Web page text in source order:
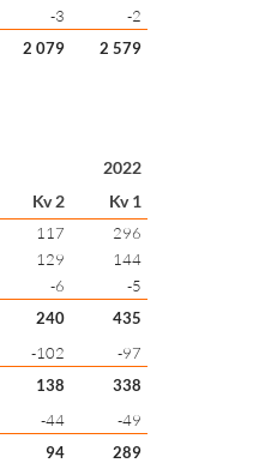
-3
-2
2 079 2 579
2022
Kv 2 Kv 1
117
296
129
144
-6
-5
240
435
-102
-97
138
338
-44
-49
94 289